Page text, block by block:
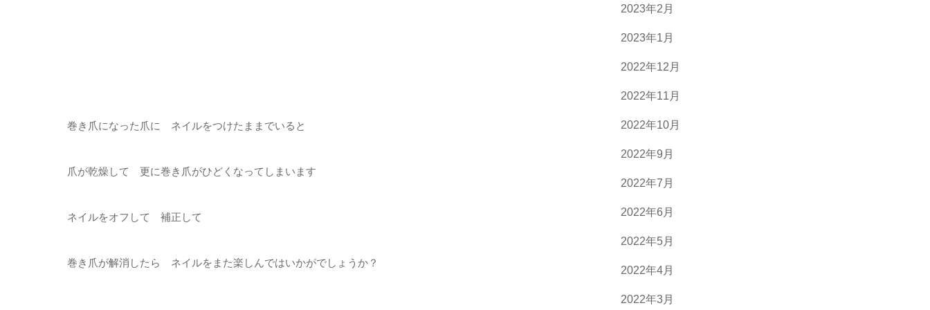
巻き爪になった爪に ネイルをつけたままでいると
爪が乾燥して 更に巻き爪がひどくなってしまいます
ネイルをオフして 補正して
巻き爪が解消したら ネイルをまた楽しんではいかがでしょうか？
2023年2月
2023年1月
2022年12月
2022年11月
2022年10月
2022年9月
2022年7月
2022年6月
2022年5月
2022年4月
2022年3月